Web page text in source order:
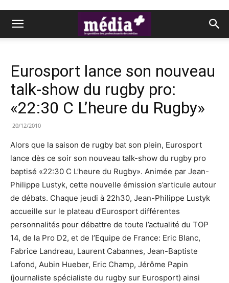
Eurosport lance son nouveau
talk-show du rugby pro:
«22:30 C L’heure du Rugby»
20/12/2010
Alors que la saison de rugby bat son plein, Eurosport
lance dès ce soir son nouveau talk-show du rugby pro
baptisé «22:30 C L’heure du Rugby». Animée par Jean-
Philippe Lustyk, cette nouvelle émission s’articule autour
de débats. Chaque jeudi à 22h30, Jean-Philippe Lustyk
accueille sur le plateau d’Eurosport différentes
personnalités pour débattre de toute l’actualité du TOP
14, de la Pro D2, et de l’Equipe de France: Eric Blanc,
Fabrice Landreau, Laurent Cabannes, Jean-Baptiste
Lafond, Aubin Hueber, Eric Champ, Jérôme Papin
(journaliste spécialiste du rugby sur Eurosport) ainsi